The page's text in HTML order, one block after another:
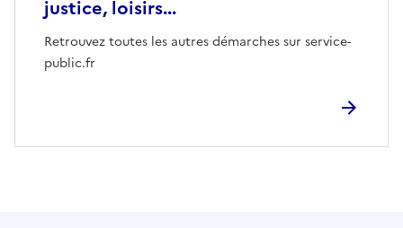
justice, loisirs...
Retrouvez toutes les autres démarches sur service-
public.fr